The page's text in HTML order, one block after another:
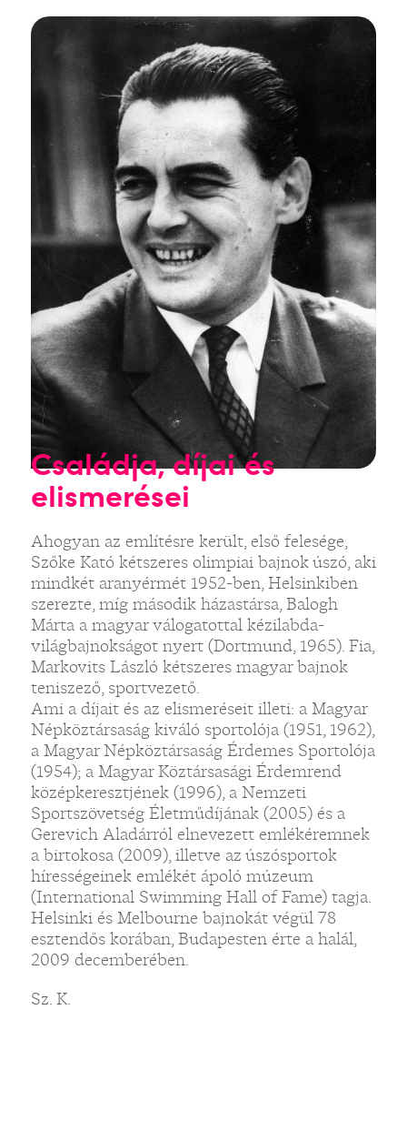
Családja, díjai és
elismerései
Ahogyan az említésre került, első felesége,
Szőke Kató kétszeres olimpiai bajnok úszó, aki
mindkét aranyérmét 1952-ben, Helsinkiben
szerezte, míg második házastársa, Balogh
Márta a magyar válogatottal kézilabda-
világbajnokságot nyert (Dortmund, 1965). Fia,
Markovits László kétszeres magyar bajnok
teniszező, sportvezető.
Ami a díjait és az elismeréseit illeti: a Magyar
Népköztársaság kiváló sportolója (1951, 1962),
a Magyar Népköztársaság Érdemes Sportolója
(1954); a Magyar Köztársasági Érdemrend
középkeresztjének (1996), a Nemzeti
Sportszövetség Életműdíjának (2005) és a
Gerevich Aladárról elnevezett emlékéremnek
a birtokosa (2009), illetve az úszósportok
hírességeinek emlékét ápoló múzeum
(International Swimming Hall of Fame) tagja.
Helsinki és Melbourne bajnokát végül 78
esztendős korában, Budapesten érte a halál,
2009 decemberében.
Sz. K.